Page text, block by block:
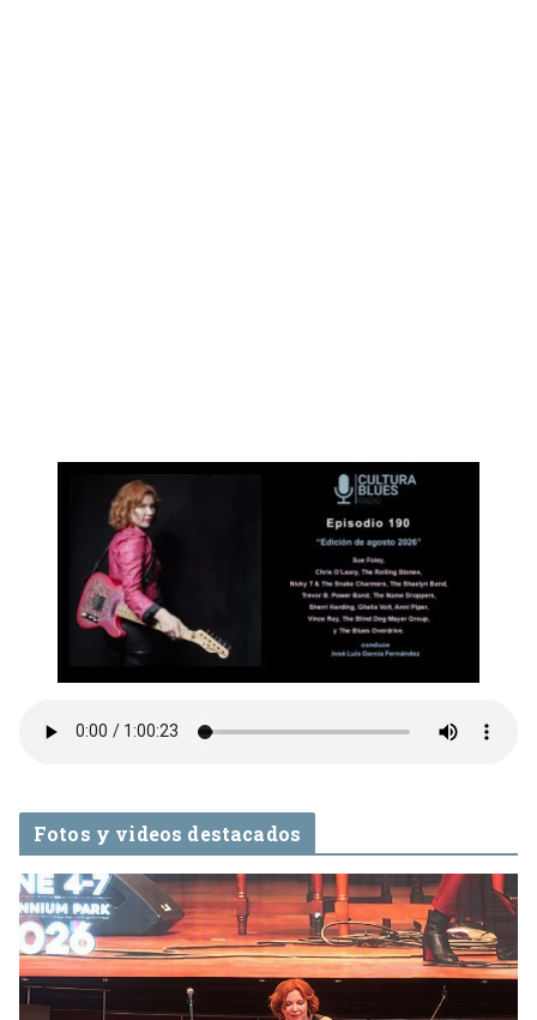
Fotos y videos destacados